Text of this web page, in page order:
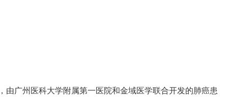
广州医科大学附属第一医院和金域医学联合开发的肺癌患